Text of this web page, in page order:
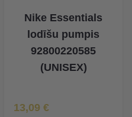
Nike Essentials
lodīšu pumpis
92800220585
(UNISEX)
Īpaša Cena
13,09 €